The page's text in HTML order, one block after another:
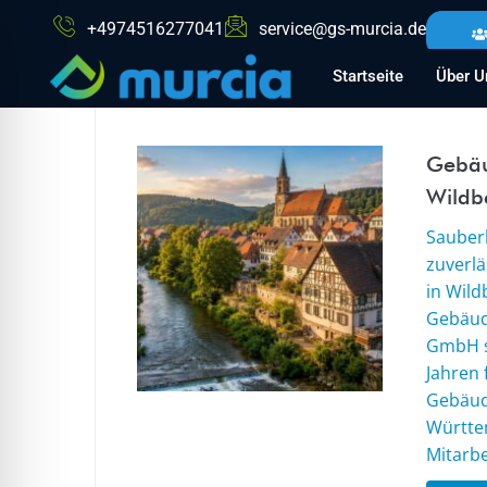
+4974516277041 service@gs-murcia.de
Startseite Über
in
GmbH